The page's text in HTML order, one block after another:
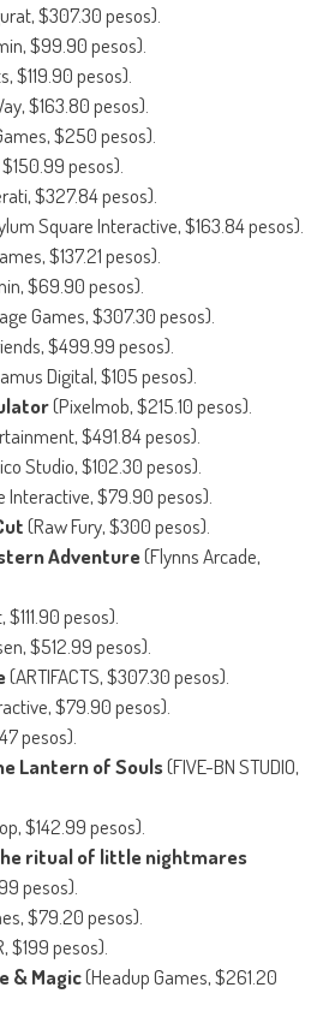
$307.30 pesos).
$99.90 pesos).
$119.90 pesos).
$163.80 pesos).
$250 pesos).
pesos).
$327.84 pesos).
Square Interactive, $163.84 pesos).
$137.21 pesos).
$69.90 pesos).
Games, $307.30 pesos).
$499.99 pesos).
Digital, $105 pesos).
(Pixelmob, $215.10 pesos).
$491.84 pesos).
Studio, $102.30 pesos).
Interactive, $79.90 pesos).
(Raw Fury, $300 pesos).
Adventure(Flynns Arcade,
pesos).
$512.99 pesos).
(ARTIFACTS, $307.30 pesos).
$79.90 pesos).
pesos).
Lantern of Souls(FIVE-BN STUDIO,
$142.99 pesos).
ritual of little nightmares
pesos).
$79.20 pesos).
$199 pesos).
& Magic(Headup Games, $261.20